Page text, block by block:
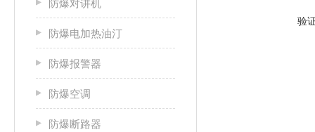
防爆对讲机
防爆电加热油汀
防爆报警器
防爆空调
防爆断路器
验